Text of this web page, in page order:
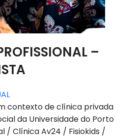
–
contexto de clínica privada
da Universidade do Porto
/ Clínica Av24 / Fisiokids /